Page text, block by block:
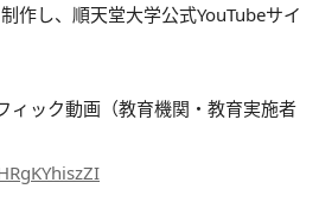
作し、順天堂大学公式YouTubeサイ
ィック動画（教育機関・教育実施者